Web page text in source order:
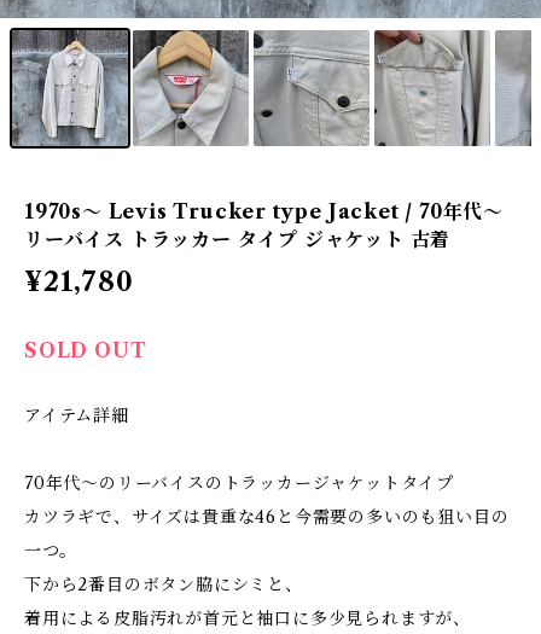
1970s〜 Levis Trucker type Jacket / 70年代〜
リーバイス トラッカー タイプ ジャケット 古着
¥21,780
SOLD OUT
アイテム詳細
70年代〜のリーバイスのトラッカージャケットタイプ
カツラギで、サイズは貴重な46と今需要の多いのも狙い目の
一つ。
下から2番目のボタン脇にシミと、
着用による皮脂汚れが首元と袖口に多少見られますが、